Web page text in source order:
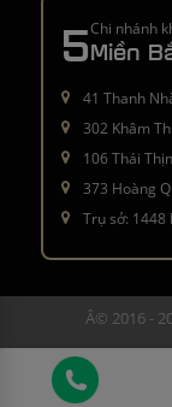
5Chi nhánh
Miền
41 Thanh
302 Khâm
106 Thái
373 Hoàng
Trụ sở: 1448
Â© 2016 -